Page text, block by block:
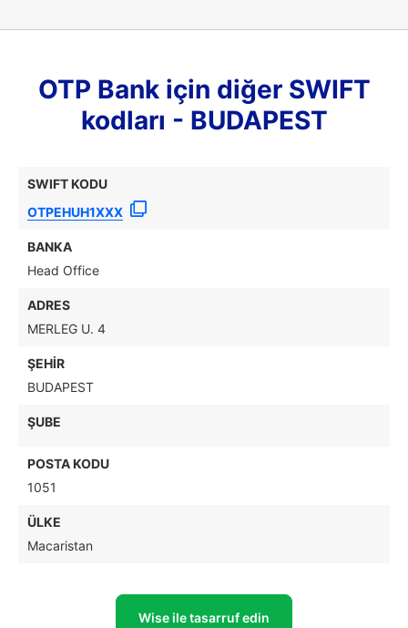
OTP Bank için diğer SWIFT
kodları - BUDAPEST
SWIFT KODU
OTPEHUH1XXX
BANKA
Head Office
ADRES
MERLEG U. 4
ŞEHIR
BUDAPEST
ŞUBE
POSTA KODU
1051
ÜLKE
Macaristan
Wise ile tasarruf edin